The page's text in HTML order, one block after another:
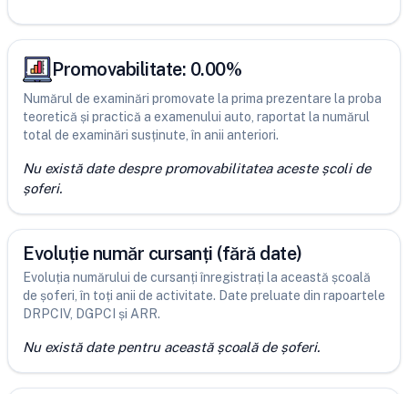
Promovabilitate: 0.00%
Numărul de examinări promovate la prima prezentare la proba
teoretică și practică a examenului auto, raportat la numărul
total de examinări susținute, în anii anteriori.
Nu există date despre promovabilitatea aceste școli de
șoferi.
Evoluție număr cursanți (fără date)
Evoluția numărului de cursanți înregistrați la această școală
de șoferi, în toți anii de activitate. Date preluate din rapoartele
DRPCIV, DGPCI și ARR.
Nu există date pentru această școală de șoferi.